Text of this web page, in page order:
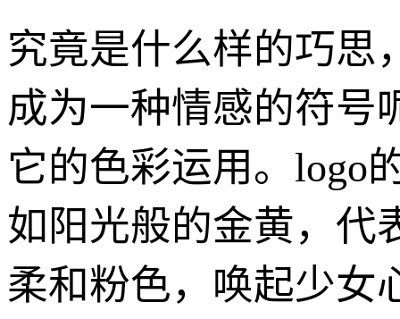
究竟是什么样的巧思
成为一种情感的符号
它的色彩运用。logo
如阳光般的金黄，代
柔和粉色，唤起少女